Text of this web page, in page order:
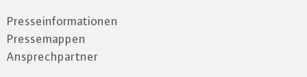
Presseinformationen
Pressemappen
Ansprechpartner